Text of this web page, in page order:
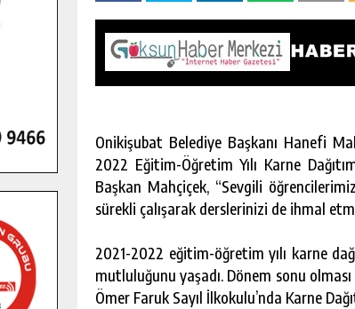
Onikişubat Belediye Başkanı Hanefi
2022 Eğitim-Öğretim Yılı Karne
Başkan Mahçiçek, “Sevgili
sürekli çalışarak derslerinizi de ihmal
2021-2022 eğitim-öğretim yılı karne
mutluluğunu yaşadı. Dönem sonu
Ömer Faruk Sayıl İlkokulu’nda Karne